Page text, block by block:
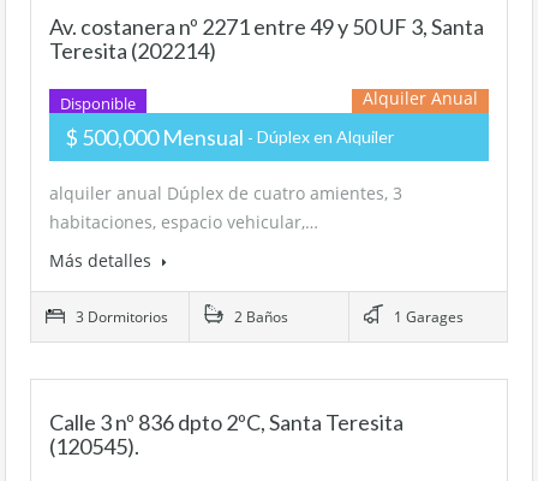
Av. costanera nº 2271 entre 49 y 50 UF 3, Santa
Teresita (202214)
Disponible Alquiler Anual
$ 500,000 Mensual Dúplex en Alquiler
alquiler anual Dúplex de cuatro amientes, 3
habitaciones, espacio vehicular,…
Más detalles
3 Dormitorios 2 Baños 1 Garages
Calle 3 nº 836 dpto 2ºC, Santa Teresita
(120545).